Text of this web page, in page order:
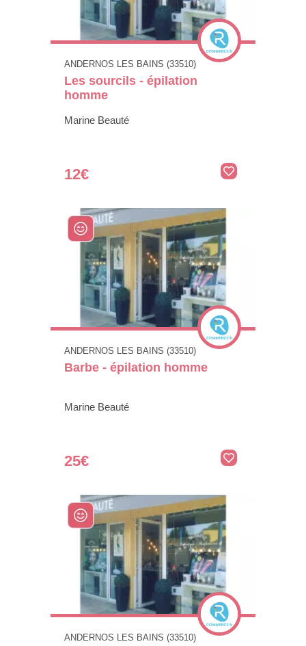
ANDERNOS LES BAINS (33510)
Les sourcils - épilation
homme
Marine Beauté
12€
ANDERNOS LES BAINS (33510)
Barbe - épilation homme
Marine Beauté
25€
ANDERNOS LES BAINS (33510)